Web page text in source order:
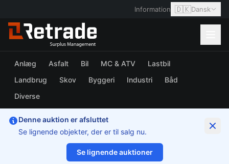
Information 🇩🇰Dansk
Anlæg Asfalt Bil MC & ATV
Lastbil
Landbrug
Skov Byggeri Industri
Båd
Diverse
Denne auktion er afsluttet
Se lignende objekter, der er til salg nu.
Se lignende auktioner